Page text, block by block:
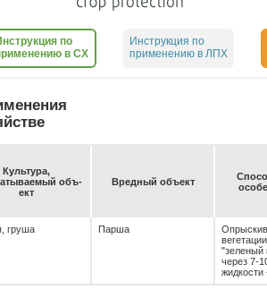
по
в СХ
Инструкция по
применению в ЛПХ
Куль­ту­ра,
объ­
ект
Вред­ный объ­ект
груша Парша
"зеленый
через 7-
жидкости